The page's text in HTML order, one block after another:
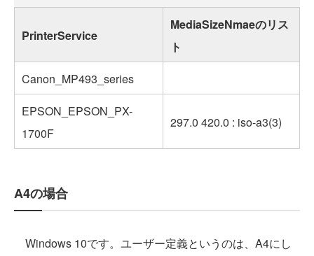
PrinterService
MediaSizeNmaeのリス
ト
Canon_MP493_series
EPSON_EPSON_PX-
1700F
297.0 420.0 : iso-a3(3)
A4の場合
Windows 10です。ユーザー定義というのは、A4にし